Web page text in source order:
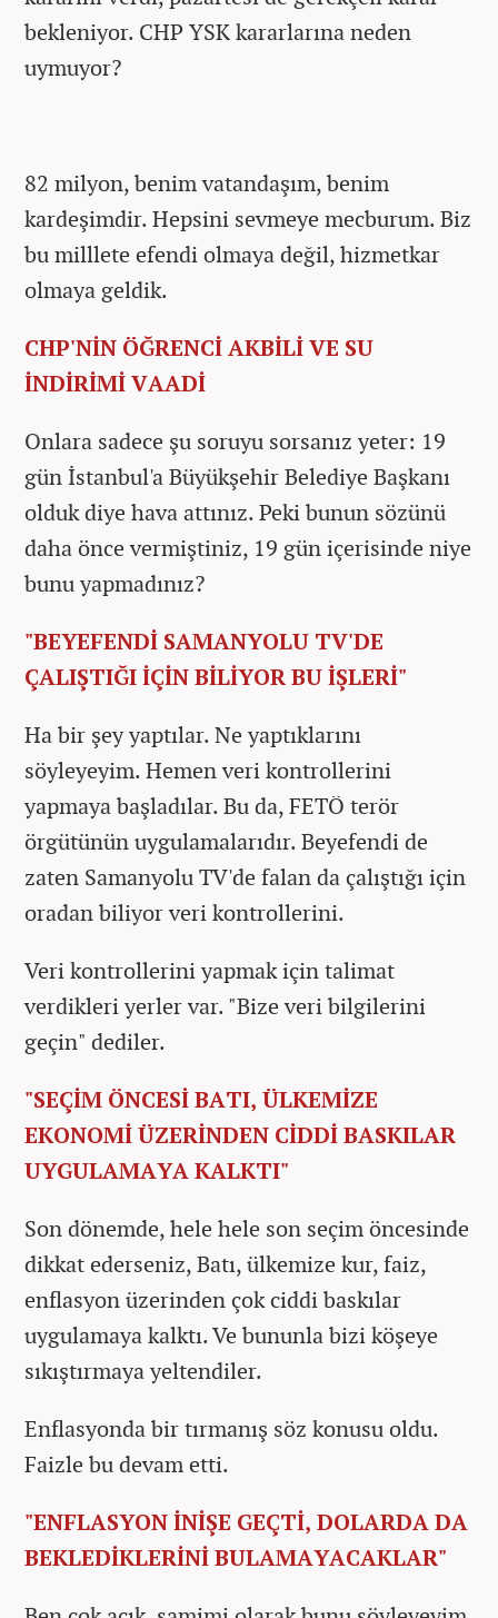
bekleniyor. CHP YSK kararlarına neden
uymuyor?
82 milyon, benim vatandaşım, benim
kardeşimdir. Hepsini sevmeye mecburum. Biz
bu milllete efendi olmaya değil, hizmetkar
olmaya geldik.
CHP'NİN ÖĞRENCİ AKBİLİ VE SU
İNDİRİMİ VAADİ
Onlara sadece şu soruyu sorsanız yeter: 19
gün İstanbul'a Büyükşehir Belediye Başkanı
olduk diye hava attınız. Peki bunun sözünü
daha önce vermiştiniz, 19 gün içerisinde niye
bunu yapmadınız?
"BEYEFENDİ SAMANYOLU TV'DE
ÇALIŞTIĞI İÇİN BİLİYOR BU İŞLERİ"
Ha bir şey yaptılar. Ne yaptıklarını
söyleyeyim. Hemen veri kontrollerini
yapmaya başladılar. Bu da, FETÖ terör
örgütünün uygulamalarıdır. Beyefendi de
zaten Samanyolu TV'de falan da çalıştığı için
oradan biliyor veri kontrollerini.
Veri kontrollerini yapmak için talimat
verdikleri yerler var. "Bize veri bilgilerini
geçin" dediler.
"SEÇİM ÖNCESİ BATI, ÜLKEMİZE
EKONOMİ ÜZERİNDEN CİDDİ BASKILAR
UYGULAMAYA KALKTI"
Son dönemde, hele hele son seçim öncesinde
dikkat ederseniz, Batı, ülkemize kur, faiz,
enflasyon üzerinden çok ciddi baskılar
uygulamaya kalktı. Ve bununla bizi köşeye
sıkıştırmaya yeltendiler.
Enflasyonda bir tırmanış söz konusu oldu.
Faizle bu devam etti.
"ENFLASYON İNİŞE GEÇTİ, DOLARDA DA
BEKLEDİKLERİNİ BULAMAYACAKLAR"